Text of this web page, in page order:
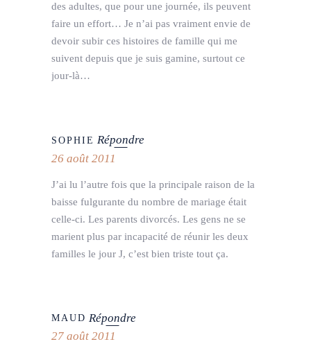
des adultes, que pour une journée, ils peuvent
faire un effort… Je n’ai pas vraiment envie de
devoir subir ces histoires de famille qui me
suivent depuis que je suis gamine, surtout ce
jour-là…
SOPHIE Répondre
26 août 2011
J’ai lu l’autre fois que la principale raison de la
baisse fulgurante du nombre de mariage était
celle-ci. Les parents divorcés. Les gens ne se
marient plus par incapacité de réunir les deux
familles le jour J, c’est bien triste tout ça.
MAUD Répondre
27 août 2011